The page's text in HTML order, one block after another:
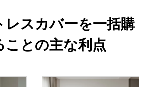
レスカバーを一括購
ことの主な利点